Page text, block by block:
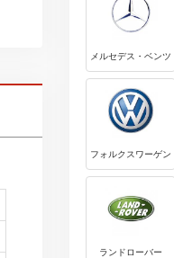
メルセデス・ベンツ
フォルクスワーゲン
ランドローバー